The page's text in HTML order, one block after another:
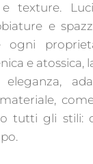
texture.
e
ogni
e atossica,
tutti gli stili: